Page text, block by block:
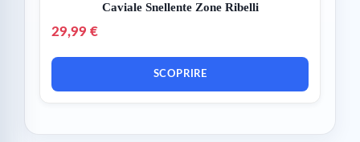
Caviale Snellente Zone Ribelli
29,99 €
SCOPRIRE